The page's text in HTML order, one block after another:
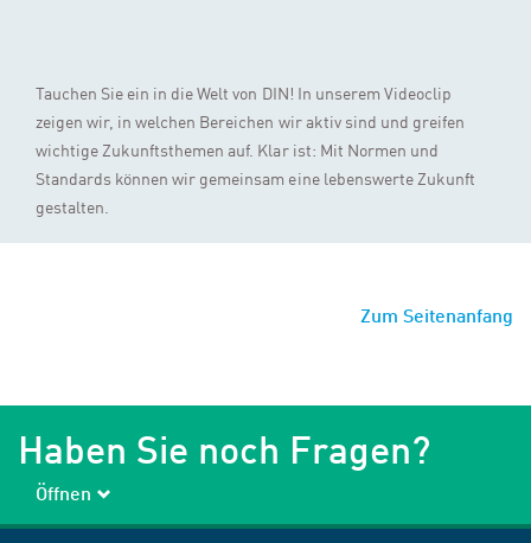
Tauchen Sie ein in die Welt von DIN! In unserem Videoclip
zeigen wir, in welchen Bereichen wir aktiv sind und greifen
wichtige Zukunftsthemen auf. Klar ist: Mit Normen und
Standards können wir gemeinsam eine lebenswerte Zukunft
gestalten.
Zum Seitenanfang
Haben Sie noch Fragen?
Öffnen